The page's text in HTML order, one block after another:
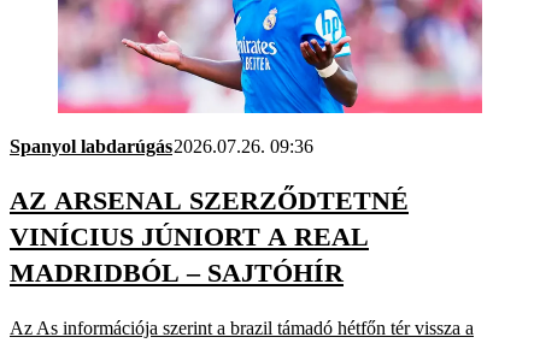
Spanyol labdarúgás2026.07.26. 09:36
AZ ARSENAL SZERZŐDTETNÉ
VINÍCIUS JÚNIORT A REAL
MADRIDBÓL – SAJTÓHÍR
Az As információja szerint a brazil támadó hétfőn tér vissza a